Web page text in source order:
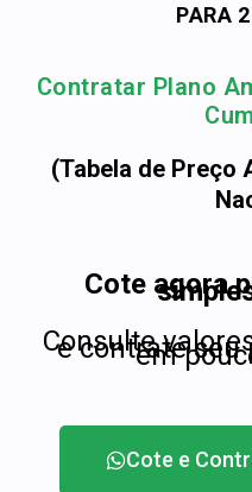
PARA
Contratar Plano
(Tabela de Preço
Cote agora
Consulte
e contrate seu
em
Cote e